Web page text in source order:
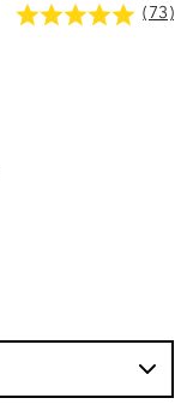
(73)